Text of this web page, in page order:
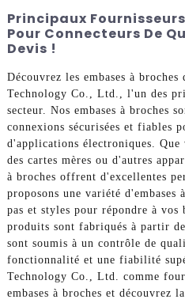
Principaux
Pour Connecteurs De
Devis !
Découvrez les embases à
Technology Co., Ltd., l'un des
secteur. Nos embases à broches
connexions sécurisées et fiables
d'applications électroniques.
des cartes mères ou d'autres
à broches offrent d'excellentes
proposons une variété
pas et styles pour répondre à vos
produits sont fabriqués à partir
sont soumis à un contrôle de
fonctionnalité et une fiabilité
Technology Co., Ltd. comme
embases à broches et découvrez